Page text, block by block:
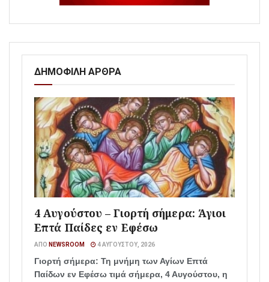
ΔΗΜΟΦΙΛΗ ΑΡΘΡΑ
4 Αυγούστου – Γιορτή σήμερα: Άγιοι
Επτά Παίδες εν Εφέσω
ΑΠΌ NEWSROOM 4 ΑΥΓΟΎΣΤΟΥ, 2026
Γιορτή σήμερα: Τη μνήμη των Αγίων Επτά
Παίδων εν Εφέσω τιμά σήμερα, 4 Αυγούστου, η